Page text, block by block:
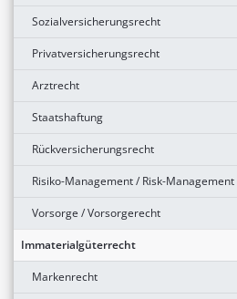
Sozialversicherungsrecht
Privatversicherungsrecht
Arztrecht
Staatshaftung
Rückversicherungsrecht
Risiko-Management / Risk-Management
Vorsorge / Vorsorgerecht
Immaterialgüterrecht
Markenrecht